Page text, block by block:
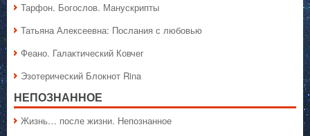
Тарфон. Богослов. Манускрипты
Татьяна Алексеевна: Послания с любовью
Феано. Галактический Ковчег
Эзотерический Блокнот Rina
НЕПОЗНАННОЕ
Жизнь… после жизни. Непознанное